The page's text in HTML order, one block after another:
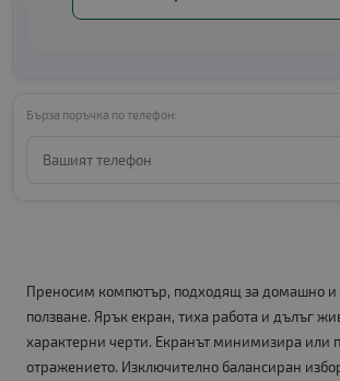
Бърза поръчка по телефон:
Преносим компютър, подходящ за домашно и
ползване. Ярък екран, тиха работа и дълъг
характерни черти. Екранът минимизира или
отражението. Изключително балансиран